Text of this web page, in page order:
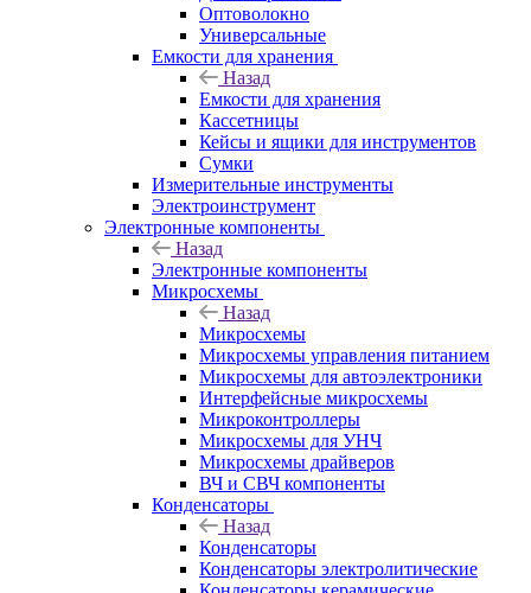
Оптоволокно
Универсальные
Емкости для хранения
Назад
Емкости для хранения
Кассетницы
Кейсы и ящики для инструментов
Сумки
Измерительные инструменты
Электроинструмент
Электронные компоненты
Назад
Электронные компоненты
Микросхемы
Назад
Микросхемы
Микросхемы управления питанием
Микросхемы для автоэлектроники
Интерфейсные микросхемы
Микроконтроллеры
Микросхемы для УНЧ
Микросхемы драйверов
ВЧ и СВЧ компоненты
Конденсаторы
Назад
Конденсаторы
Конденсаторы электролитические